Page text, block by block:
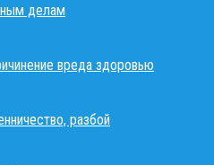
делам
вреда здоровью
разбой